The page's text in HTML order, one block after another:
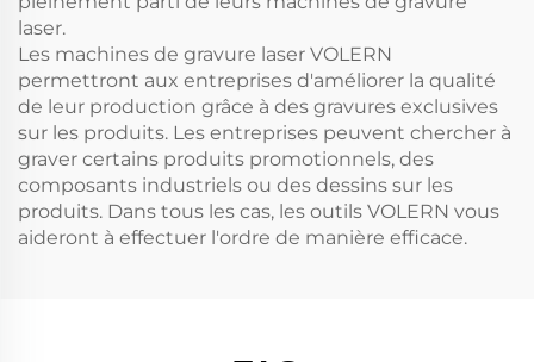
laser.
Les machines de gravure laser VOLERN
permettront aux entreprises d'améliorer la qualité
de leur production grâce à des gravures exclusives
sur les produits. Les entreprises peuvent chercher à
graver certains produits promotionnels, des
composants industriels ou des dessins sur les
produits. Dans tous les cas, les outils VOLERN vous
aideront à effectuer l'ordre de manière efficace.